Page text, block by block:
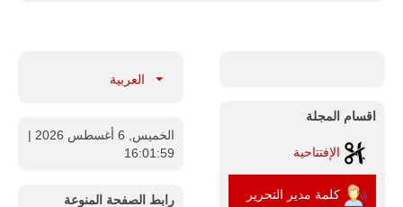
اقسام المجلة
الإفتتاحية
كلمة مدير التحرير
العربية
الخميس, 6 أغسطس 2026
|
16:02:00
رابط الصفحة المنوعة